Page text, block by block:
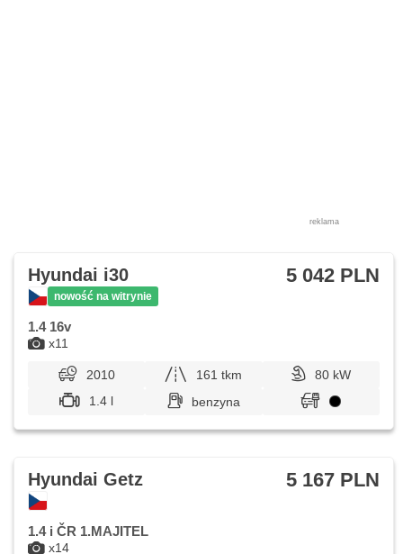
reklama
x11
Hyundai i30
nowość na witrynie
5 042 PLN
1.4 16v
2010 161 tkm
80 kW
1.4 l
benzyna
x14
Hyundai Getz 5 167 PLN
1.4 i ČR 1.MAJITEL